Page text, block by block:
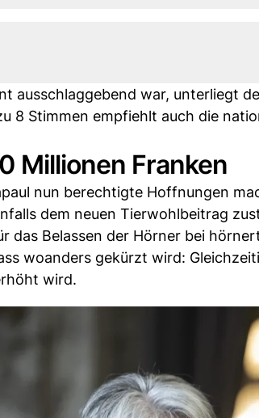
ausschlaggebend war, unterliegt
8 Stimmen empfiehlt auch die
Millionen Franken
nun berechtigte Hoffnungen
dem neuen Tierwohlbeitrag
das Belassen der Hörner bei
woanders gekürzt wird:
wird.